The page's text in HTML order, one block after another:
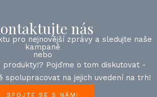
nás
pro nejnovější zprávy a sledujte naše
kampaně
nebo
produkty!? Pojďme o tom diskutovat -
spolupracovat na jejich uvedení na trh!
SPOJTE SE S NÁMI